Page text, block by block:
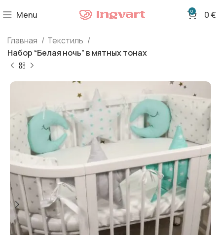
Menu 0 0€
Главная
Текстиль
Набор “Белая ночь” в мятных тонах